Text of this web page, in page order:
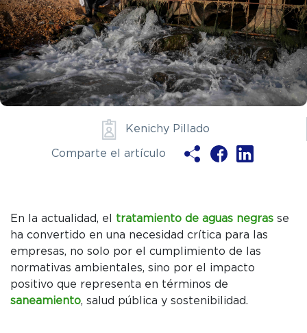
Kenichy Pillado
Comparte el artículo
En la actualidad, el tratamiento de aguas negras se
ha convertido en una necesidad crítica para las
empresas, no solo por el cumplimiento de las
normativas ambientales, sino por el impacto
positivo que representa en términos de
saneamiento, salud pública y sostenibilidad.